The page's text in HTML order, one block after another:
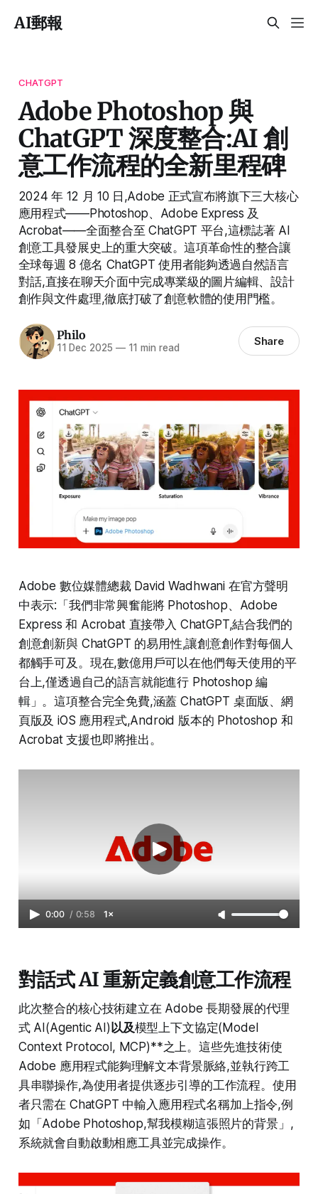
AI郵報
CHATGPT
Adobe Photoshop 與
ChatGPT 深度整合:AI 創
意工作流程的全新里程碑
2024 年 12 月 10 日,Adobe 正式宣布將旗下三大核心
應用程式——Photoshop、Adobe Express 及
Acrobat——全面整合至 ChatGPT 平台,這標誌著 AI
創意工具發展史上的重大突破。這項革命性的整合讓
全球每週 8 億名 ChatGPT 使用者能夠透過自然語言
對話,直接在聊天介面中完成專業級的圖片編輯、設計
創作與文件處理,徹底打破了創意軟體的使用門檻。
Philo
11 Dec 2025 —11 min read Share
Adobe 數位媒體總裁 David Wadhwani 在官方聲明
中表示:「我們非常興奮能將 Photoshop、Adobe
Express 和 Acrobat 直接帶入 ChatGPT,結合我們的
創意創新與 ChatGPT 的易用性,讓創意創作對每個人
都觸手可及。現在,數億用戶可以在他們每天使用的平
台上,僅透過自己的語言就能進行 Photoshop 編
輯」。這項整合完全免費,涵蓋 ChatGPT 桌面版、網
頁版及 iOS 應用程式,Android 版本的 Photoshop 和
Acrobat 支援也即將推出。
0:00 / 0:58 1×
對話式 AI 重新定義創意工作流程
此次整合的核心技術建立在 Adobe 長期發展的代理
式 AI(Agentic AI)以及模型上下文協定(Model
Context Protocol, MCP)**之上。這些先進技術使
Adobe 應用程式能夠理解文本背景脈絡,並執行跨工
具串聯操作,為使用者提供逐步引導的工作流程。使用
者只需在 ChatGPT 中輸入應用程式名稱加上指令,例
如「Adobe Photoshop,幫我模糊這張照片的背景」,
系統就會自動啟動相應工具並完成操作。